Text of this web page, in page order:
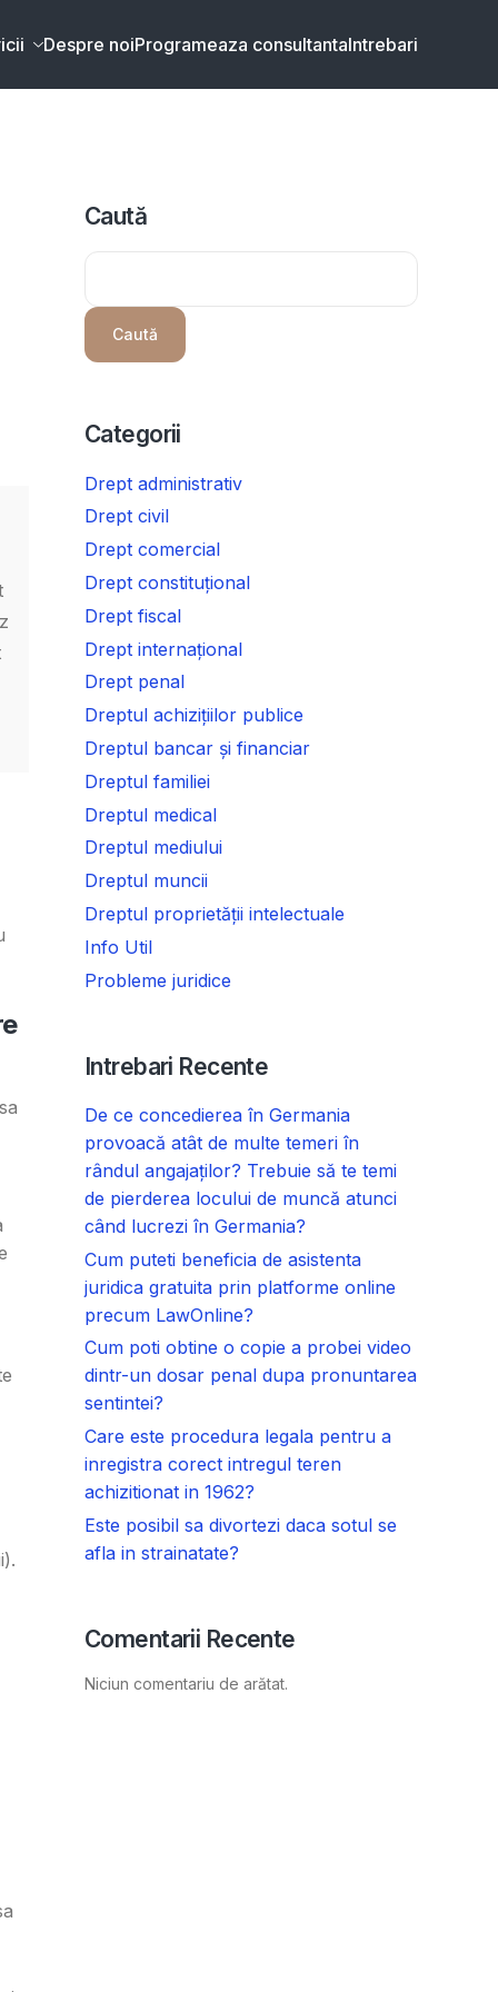
Despre noiProgrameaza consultantaIntrebari
Caută
Caută
Categorii
Drept administrativ
Drept civil
Drept comercial
Drept constituțional
Drept fiscal
Drept internațional
Drept penal
Dreptul achizițiilor publice
Dreptul bancar și financiar
Dreptul familiei
Dreptul medical
Dreptul mediului
Dreptul muncii
Dreptul proprietății intelectuale
Info Util
Probleme juridice
Intrebari Recente
De ce concedierea în Germania
provoacă atât de multe temeri în
rândul angajaților? Trebuie să te temi
de pierderea locului de muncă atunci
când lucrezi în Germania?
Cum puteti beneficia de asistenta
juridica gratuita prin platforme online
precum LawOnline?
Cum poti obtine o copie a probei video
dintr-un dosar penal dupa pronuntarea
sentintei?
Care este procedura legala pentru a
inregistra corect intregul teren
achizitionat in 1962?
Este posibil sa divortezi daca sotul se
afla in strainatate?
Comentarii Recente
Niciun comentariu de arătat.